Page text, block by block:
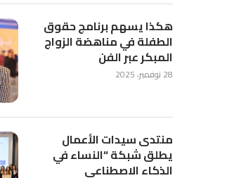
هكذا يسهم برنامج حقوق
الطفلة في مناهضة الزواج
المبكر عبر الفن
28 نوفمبر، 2025
منتدى سيدات الأعمال
يطلق شبكة “النساء في
الذكاء الاصطناعي